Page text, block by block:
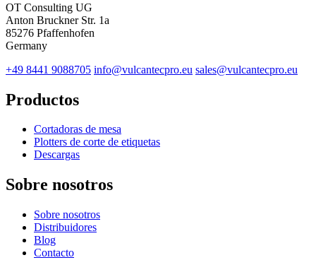
OT Consulting UG
Anton Bruckner Str. 1a
85276 Pfaffenhofen
Germany
+49 8441 9088705 info@vulcantecpro.eu sales@vulcantecpro.eu
Productos
Cortadoras de mesa
Plotters de corte de etiquetas
Descargas
Sobre nosotros
Sobre nosotros
Distribuidores
Blog
Contacto